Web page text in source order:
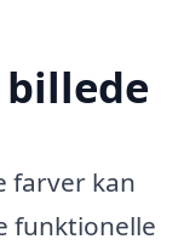
farver kan
funktionelle